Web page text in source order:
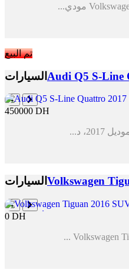
تم البيع
السيارات Audi Q5 S-Line
450000 DH
السيارات Volkswagen
0 DH